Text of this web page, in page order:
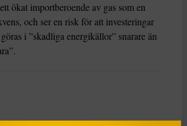
ökat importberoende av gas som en
och ser en risk för att investeringar
i ”skadliga energikällor” snarare än